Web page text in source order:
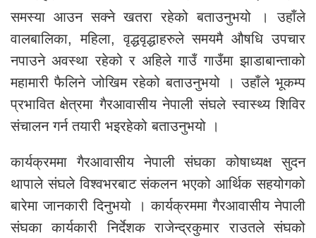
समस्या आउन सक्ने खतरा रहेको बताउनुभयो । उहाँले
वालबालिका, महिला, वृद्धवृद्धाहरुले समयमै औषधि उपचार
नपाउने अवस्था रहेको र अहिले गाउँ गाउँमा झाडाबान्ताको
महामारी फैलिने जोखिम रहेको बताउनुभयो । उहाँले भूकम्प
प्रभावित क्षेत्रमा गैरआवासीय नेपाली संघले स्वास्थ्य शिविर
संचालन गर्न तयारी भइरहेको बताउनुभयो ।
कार्यक्रममा गैरआवासीय नेपाली संघका कोषाध्यक्ष सुदन
थापाले संघले विश्वभरबाट संकलन भएको आर्थिक सहयोगको
बारेमा जानकारी दिनुभयो । कार्यक्रममा गैरआवासीय नेपाली
संघका कार्यकारी निर्देशक राजेन्द्रकुमार राउतले संघको